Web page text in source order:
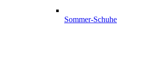
Sommer-Schuhe